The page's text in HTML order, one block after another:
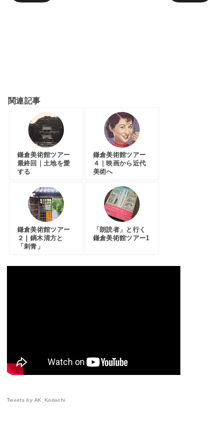
関連記事
鎌倉美術館ツアー
最終回｜土地を愛
する
鎌倉美術館ツアー
４｜映画から近代
美術へ
鎌倉美術館ツアー
２ | 鏑木清方と
「刺青」
「朗読者」と行く
鎌倉美術館ツアー1
Tweets by AK_Kodachi